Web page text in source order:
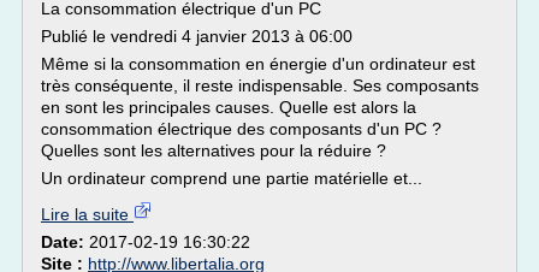
La consommation électrique d'un PC
Publié le vendredi 4 janvier 2013 à 06:00
Même si la consommation en énergie d'un ordinateur est
très conséquente, il reste indispensable. Ses composants
en sont les principales causes. Quelle est alors la
consommation électrique des composants d'un PC ?
Quelles sont les alternatives pour la réduire ?
Un ordinateur comprend une partie matérielle et...
Lire la suite
Date: 2017-02-19 16:30:22
Site : http://www.libertalia.org